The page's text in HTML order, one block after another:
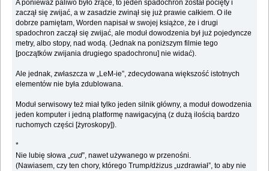
A ponieważ paliwo było żrące, to jeden spadochron został pocięty i
zaczął się zwijać, a w zasadzie zwinął się już prawie całkiem. O ile
dobrze pamiętam, Worden napisał w swojej książce, że i drugi
spadochron zaczął się zwijać, ale moduł dowodzenia był już pojedyncze
metry, albo stopy, nad wodą. (Jednak na poniższym filmie tego
[początków zwijania drugiego spadochronu] nie widać).
Ale jednak, zwłaszcza w „LeM-ie”, zdecydowana większość istotnych
elementów nie była zdublowana.
Moduł serwisowy też miał tylko jeden silnik główny, a moduł dowodzenia
jeden komputer i jedną platformę nawigacyjną (z dużą ilością bardzo
ruchomych części [żyroskopy]).
*
Nie lubię słowa „cud”, nawet używanego w przenośni.
(Nawiasem, czy ten chory, którego Trump/dżizus „uzdrawiał”, to aby nie